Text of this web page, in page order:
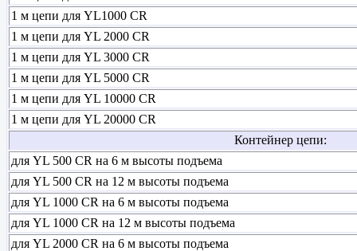
1 м цепи для YL1000 CR
1 м цепи для YL 2000 CR
1 м цепи для YL 3000 CR
1 м цепи для YL 5000 CR
1 м цепи для YL 10000 CR
1 м цепи для YL 20000 CR
Контейнер цепи:
для YL 500 CR на 6 м высоты подъема
для YL 500 CR на 12 м высоты подъема
для YL 1000 CR на 6 м высоты подъема
для YL 1000 CR на 12 м высоты подъема
для YL 2000 CR на 6 м высоты подъема